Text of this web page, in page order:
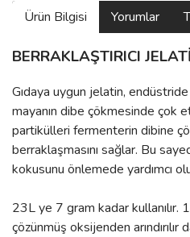
Ürün Bilgisi Yorumlar
BERRAKLAŞTIRICI
Gıdaya uygun jelatin,
mayanın dibe çökmesinde çok
partikülleri fermenterin dibine
berraklaşmasını sağlar. Bu
kokusunu önlemede yardımcı
23L ye 7 gram kadar kullanılır.
çözünmüş oksijenden